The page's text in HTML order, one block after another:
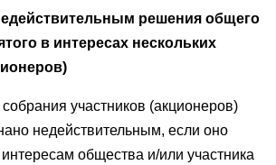
решения общего
в интересах нескольких
участников (акционеров)
недействительным, если оно
общества и/или участника